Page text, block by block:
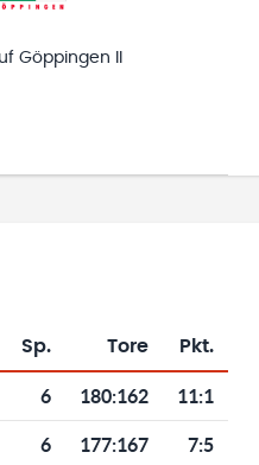
Göppingen II
Sp. Tore Pkt.
6 180:162 11:1
6 177:167 7:5